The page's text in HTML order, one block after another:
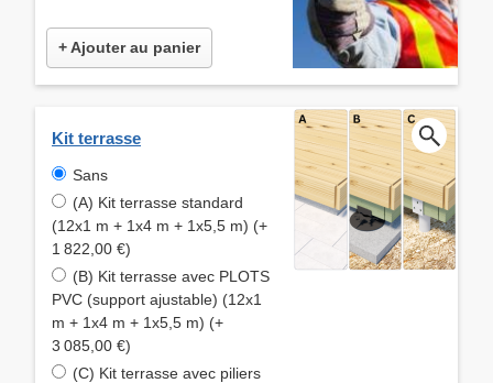
+ Ajouter au panier
Kit terrasse
Sans
(A) Kit terrasse standard
(12x1 m + 1x4 m + 1x5,5 m) (+
1 822,00 €)
(B) Kit terrasse avec PLOTS
PVC (support ajustable) (12x1
m + 1x4 m + 1x5,5 m) (+
3 085,00 €)
(C) Kit terrasse avec piliers